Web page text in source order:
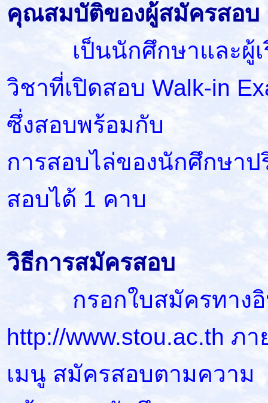
คุณสมบัติของผู้สมัครสอบ
เป็นนักศึกษาและผู้เรีย
วิชาที่เปิดสอบ Walk-in
ซึ่งสอบพร้อมกับ
การสอบไล่ของนักศึกษา
สอบได้ 1 คาบ
วิธีการสมัครสอบ
กรอกใบสมัครทางอิน
http://www.stou.ac.th
เมนู สมัครสอบตามความ